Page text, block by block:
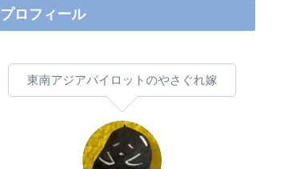
プロフィール
東南アジアパイロットのやさぐれ嫁